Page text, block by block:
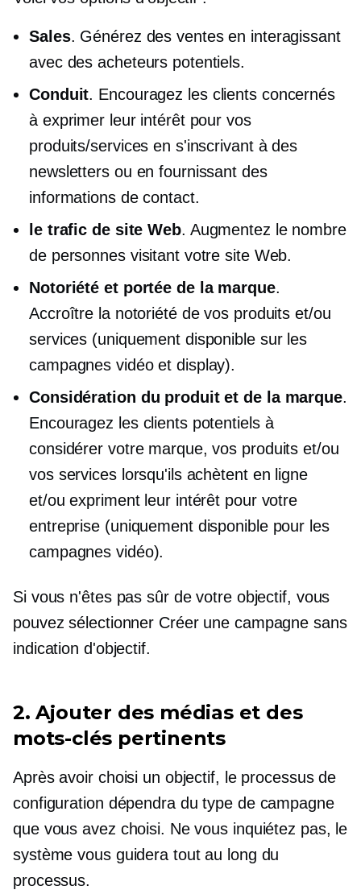
Sales. Générez des ventes en interagissant
avec des acheteurs potentiels.
Conduit. Encouragez les clients concernés
à exprimer leur intérêt pour vos
produits/services en s'inscrivant à des
newsletters ou en fournissant des
informations de contact.
le trafic de site Web. Augmentez le nombre
de personnes visitant votre site Web.
Notoriété et portée de la marque.
Accroître la notoriété de vos produits et/ou
services (uniquement disponible sur les
campagnes vidéo et display).
Considération du produit et de la marque.
Encouragez les clients potentiels à
considérer votre marque, vos produits et/ou
vos services lorsqu'ils achètent en ligne
et/ou expriment leur intérêt pour votre
entreprise (uniquement disponible pour les
campagnes vidéo).
Si vous n'êtes pas sûr de votre objectif, vous
pouvez sélectionner Créer une campagne sans
indication d'objectif.
2. Ajouter des médias et des
mots-clés pertinents
Après avoir choisi un objectif, le processus de
configuration dépendra du type de campagne
que vous avez choisi. Ne vous inquiétez pas, le
système vous guidera tout au long du
processus.